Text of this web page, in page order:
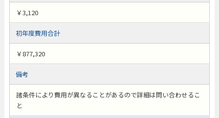
￥3,120
初年度費用合計
￥877,320
備考
諸条件により費用が異なることがあるので詳細は問い合わせるこ
と